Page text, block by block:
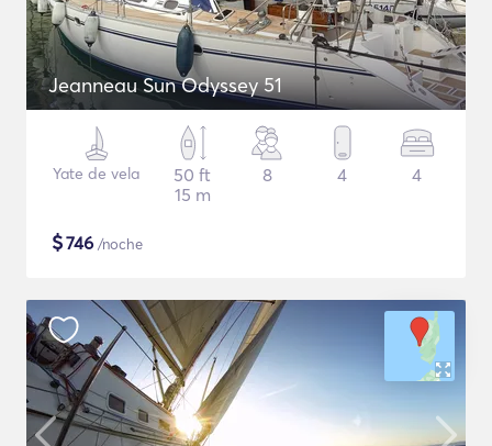
Jeanneau Sun Odyssey 51
Yate de vela
50 ft
15 m
8 4 4
$746 /noche